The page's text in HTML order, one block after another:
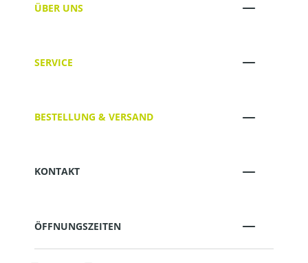
ÜBER UNS
SERVICE
BESTELLUNG & VERSAND
KONTAKT
ÖFFNUNGSZEITEN